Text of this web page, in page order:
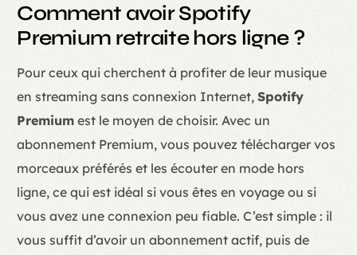
Comment avoir Spotify
Premium retraite hors ligne ?
Pour ceux qui cherchent à profiter de leur musique
en streaming sans connexion Internet,Spotify
Premium est le moyen de choisir. Avec un
abonnement Premium, vous pouvez télécharger vos
morceaux préférés et les écouter en mode hors
ligne, ce qui est idéal si vous êtes en voyage ou si
vous avez une connexion peu fiable. C’est simple : il
vous suffit d’avoir un abonnement actif, puis de